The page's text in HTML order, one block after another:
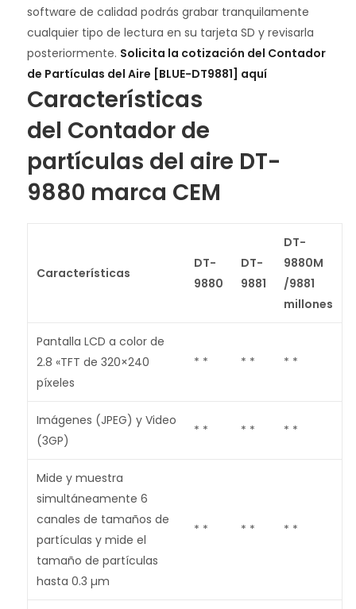
software de calidad podrás grabar tranquilamente
cualquier tipo de lectura en su tarjeta SD y revisarla
posteriormente. Solicita la cotización del Contador
de Partículas del Aire [BLUE-DT9881] aquí
Características
del Contador de
partículas del aire DT-
9880 marca CEM
Características
DT-
9880
DT-
9881
DT-
9880M
/9881
millones
Pantalla LCD a color de
2.8 «TFT de 320×240
píxeles
* * * * * *
Imágenes (JPEG) y Video
(3GP)
* * * * * *
Mide y muestra
simultáneamente 6
canales de tamaños de
partículas y mide el
tamaño de partículas
hasta 0.3 µm
* * * * * *